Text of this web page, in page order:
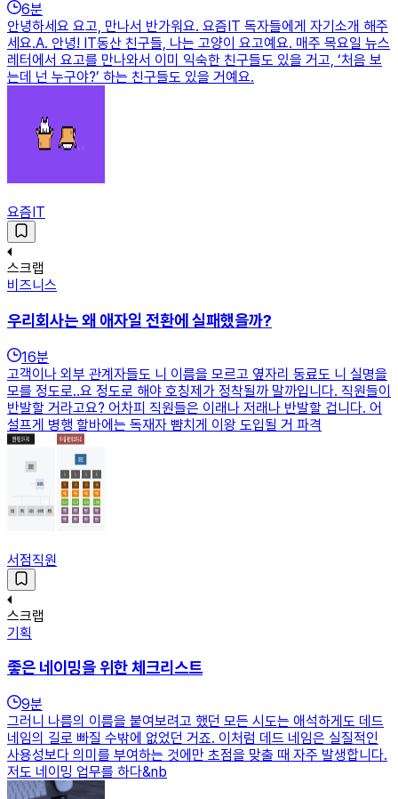
6분
안녕하세요 요고, 만나서 반가워요. 요즘IT 독자들에게 자기소개 해주
세요.A. 안녕! IT동산 친구들, 나는 고양이 요고예요. 매주 목요일 뉴스
레터에서 요고를 만나와서 이미 익숙한 친구들도 있을 거고, ‘처음 보
는데 넌 누구야?’ 하는 친구들도 있을 거예요.
요즘IT
스크랩
비즈니스
우리회사는 왜 애자일 전환에 실패했을까?
16분
고객이나 외부 관계자들도 니 이름을 모르고 옆자리 동료도 니 실명을
모를 정도로..요 정도로 해야 호칭제가 정착될까 말까입니다. 직원들이
반발할 거라고요? 어차피 직원들은 이래나 저래나 반발할 겁니다. 어
설프게 병행 할바에는 독재자 뺨치게 이왕 도입될 거 파격
서점직원
스크랩
기획
좋은 네이밍을 위한 체크리스트
9분
그러니 나름의 이름을 붙여보려고 했던 모든 시도는 애석하게도 데드
네임의 길로 빠질 수밖에 없었던 거죠. 이처럼 데드 네임은 실질적인
사용성보다 의미를 부여하는 것에만 초점을 맞출 때 자주 발생합니다.
저도 네이밍 업무를 하다&nb